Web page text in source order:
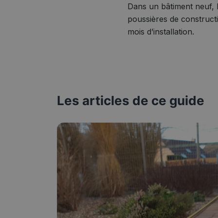
Dans un bâtiment neuf,
poussières de
mois d’installation.
Les articles de ce guide